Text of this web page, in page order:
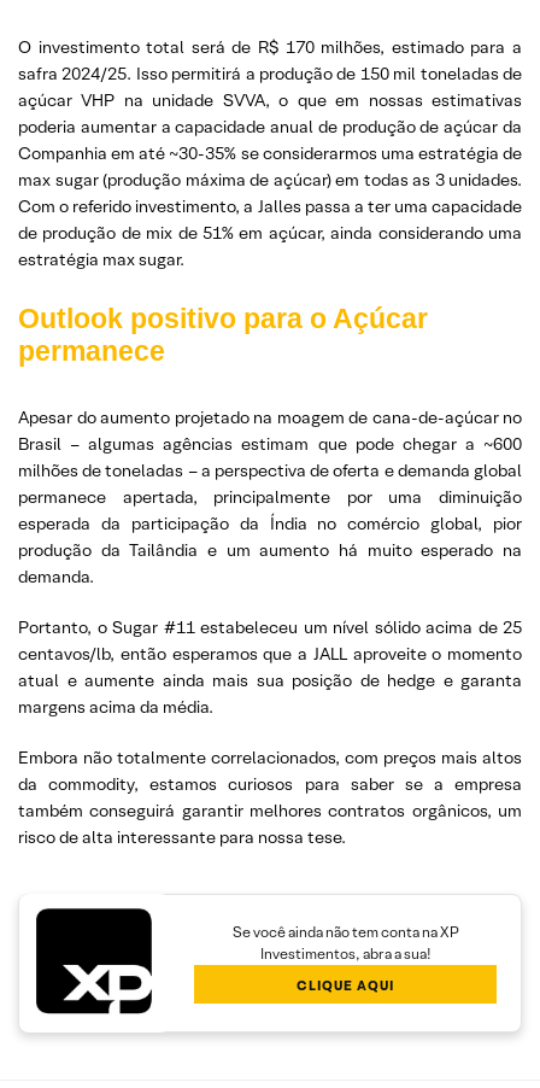
O investimento total será de R$ 170 milhões, estimado para a
safra 2024/25. Isso permitirá a produção de 150 mil toneladas de
açúcar VHP na unidade SVVA, o que em nossas estimativas
poderia aumentar a capacidade anual de produção de açúcar da
Companhia em até ~30-35% se considerarmos uma estratégia de
max sugar (produção máxima de açúcar) em todas as 3 unidades.
Com o referido investimento, a Jalles passa a ter uma capacidade
de produção de mix de 51% em açúcar, ainda considerando uma
estratégia max sugar.
Outlook positivo para o Açúcar
permanece
Apesar do aumento projetado na moagem de cana-de-açúcar no
Brasil – algumas agências estimam que pode chegar a ~600
milhões de toneladas – a perspectiva de oferta e demanda global
permanece apertada, principalmente por uma diminuição
esperada da participação da Índia no comércio global, pior
produção da Tailândia e um aumento há muito esperado na
demanda.
Portanto, o Sugar #11 estabeleceu um nível sólido acima de 25
centavos/lb, então esperamos que a JALL aproveite o momento
atual e aumente ainda mais sua posição de hedge e garanta
margens acima da média.
Embora não totalmente correlacionados, com preços mais altos
da commodity, estamos curiosos para saber se a empresa
também conseguirá garantir melhores contratos orgânicos, um
risco de alta interessante para nossa tese.
Se você ainda não tem conta na XP
Investimentos, abra a sua!
CLIQUE AQUI